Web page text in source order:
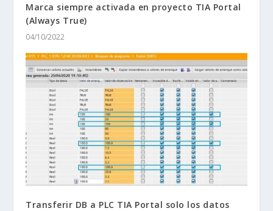
Marca siempre activada en proyecto TIA Portal
(Always True)
04/10/2022
Transferir DB a PLC TIA Portal solo los datos